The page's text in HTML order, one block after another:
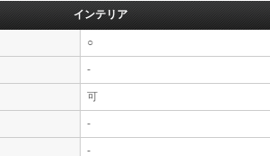
インテリア
○
-
可
-
-